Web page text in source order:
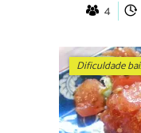
4
Dificuldade